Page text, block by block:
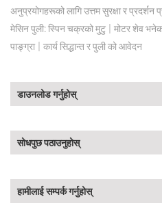
अनुप्रयोगहरूको लागि उत्तम सुरक्षा र प्रदर्शन
मेसिन पुली: स्पिन चक्रको मुटु | मोटर शेव
पाङ्ग्रा | कार्य सिद्धान्त र पुली को आवेदन
डाउनलोड गर्नुहोस्
सोधपुछ पठाउनुहोस्
हामीलाई सम्पर्क गर्नुहोस्